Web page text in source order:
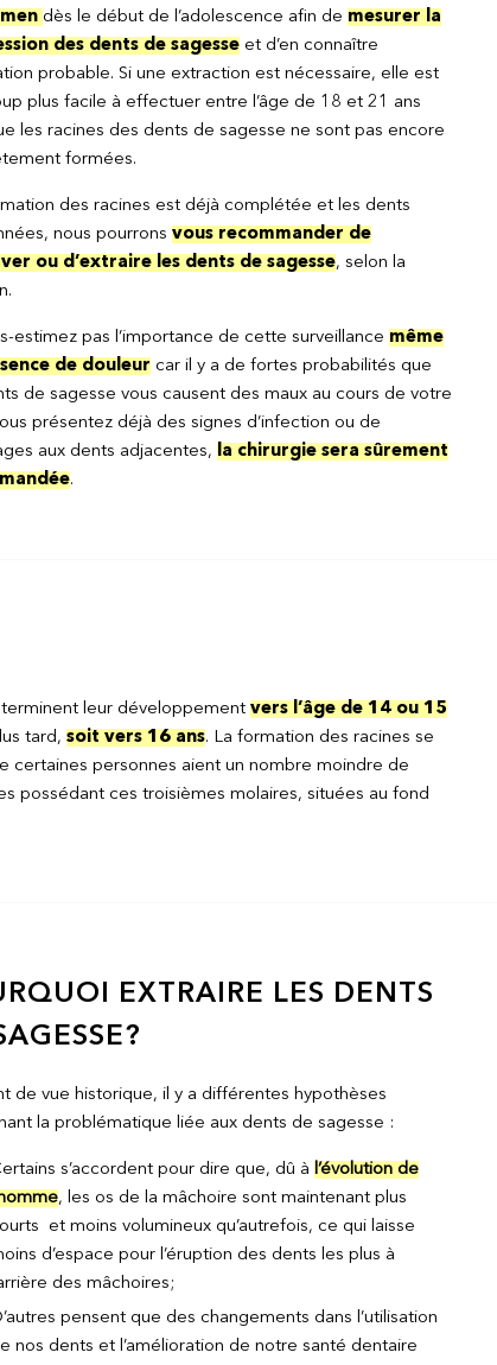
dès le début de l’adolescence afin de mesurer la
des dents de sagesseet d’en connaître
probable. Si une extraction est nécessaire, elle est
plus facile à effectuer entre l’âge de 18 et 21 ans
les racines des dents de sagesse ne sont pas encore
formées.
des racines est déjà complétée et les dents
nous pourrons vous recommander de
ou d’extraire les dents de sagesse, selon la
estimez pas l’importance de cette surveillance même
de douleur car il y a de fortes probabilités que
de sagesse vous causent des maux au cours de votre
présentez déjà des signes d’infection ou de
aux dents adjacentes, la chirurgie sera sûrement
.
leur développement vers l’âge de 14 ou 15
tard, soit vers 16 ans. La formation des racines se
certaines personnes aient un nombre moindre de
possédant ces troisièmes molaires, situées au fond
EXTRAIRE LES DENTS
de vue historique, il y a différentes hypothèses
la problématique liée aux dents de sagesse :
s’accordent pour dire que, dû à l’évolution de
, les os de la mâchoire sont maintenant plus
et moins volumineux qu’autrefois, ce qui laisse
d’espace pour l’éruption des dents les plus à
des mâchoires;
pensent que des changements dans l’utilisation
nos dents et l’amélioration de notre santé dentaire